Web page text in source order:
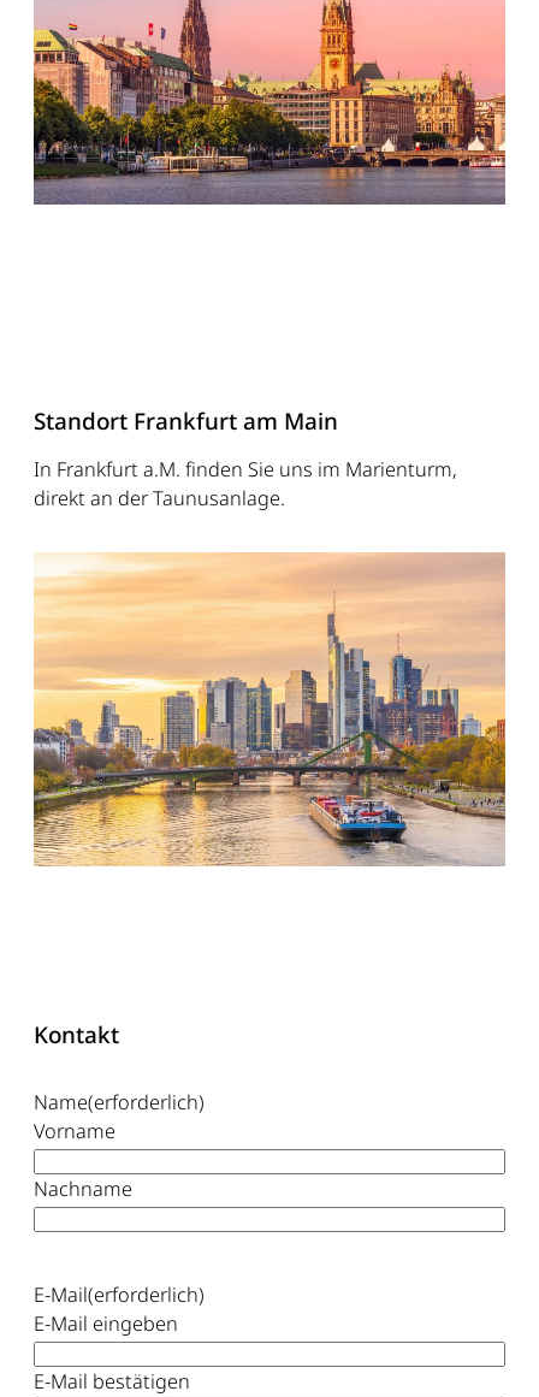
Standort Frankfurt am Main
In Frankfurt a.M. finden Sie uns im Marienturm,
direkt an der Taunusanlage.
Kontakt
Name(erforderlich)
Vorname
Nachname
E-Mail(erforderlich)
E-Mail eingeben
E-Mail bestätigen